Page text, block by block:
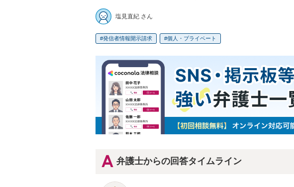
塩見直紀 さん
発信者情報開示請求 個人・プライベート
弁護士からの回答タイムライン